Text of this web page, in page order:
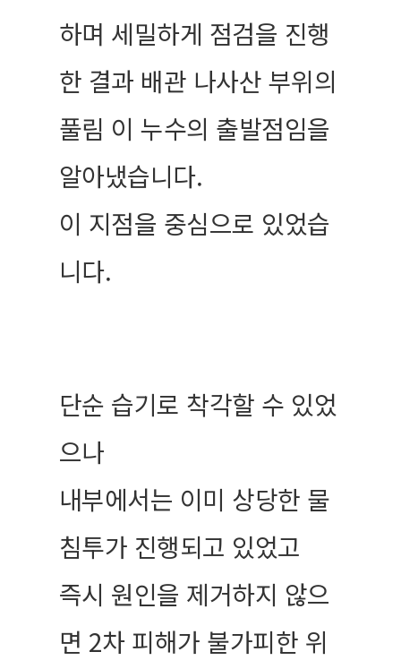
하며 세밀하게 점검을 진행
한 결과 배관 나사산 부위의
풀림 이 누수의 출발점임을
알아냈습니다.
이 지점을 중심으로 있었습
니다.
단순 습기로 착각할 수 있었
으나
내부에서는 이미 상당한 물
침투가 진행되고 있었고
즉시 원인을 제거하지 않으
면 2차 피해가 불가피한 위